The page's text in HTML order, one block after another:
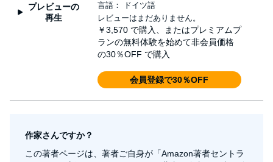
プレビューの
再生
言語： ドイツ語
レビューはまだありません。
￥3,570 で購入、またはプレミアムプ
ランの無料体験を始めて非会員価格
の30％OFF で購入
会員登録で30％OFF
作家さんですか？
この著者ページは、著者ご自身が「Amazon著者セントラ